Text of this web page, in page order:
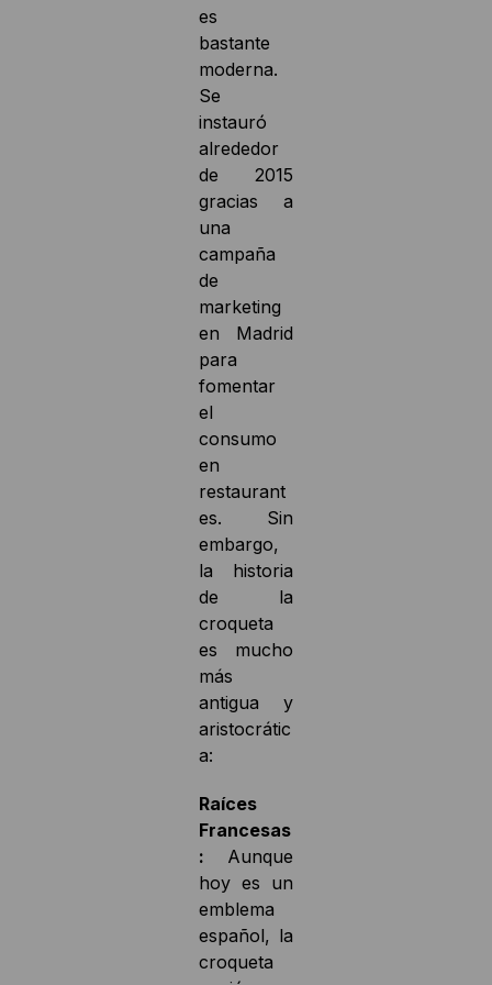
es
bastante
moderna.
Se
instauró
alrededor
de 2015
gracias a
una
campaña
de
marketing
en Madrid
para
fomentar
el
consumo
en
restaurant
es. Sin
embargo,
la historia
de la
croqueta
es mucho
más
antigua y
aristocrátic
a:
Raíces
Francesas
: Aunque
hoy es un
emblema
español, la
croqueta